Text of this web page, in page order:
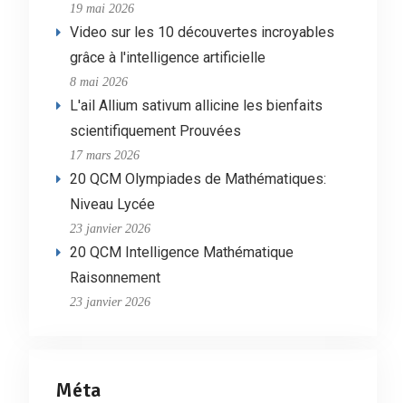
19 mai 2026
Video sur les 10 découvertes incroyables
grâce à l'intelligence artificielle
8 mai 2026
L'ail Allium sativum allicine les bienfaits
scientifiquement Prouvées
17 mars 2026
20 QCM Olympiades de Mathématiques:
Niveau Lycée
23 janvier 2026
20 QCM Intelligence Mathématique
Raisonnement
23 janvier 2026
Méta